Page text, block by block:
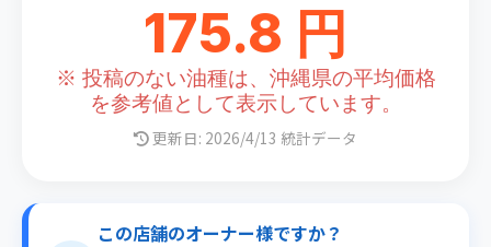
175.8 円
※ 投稿のない油種は、沖縄県の平均価格
を参考値として表示しています。
更新日: 2026/4/13 統計データ
この店舗のオーナー様ですか？